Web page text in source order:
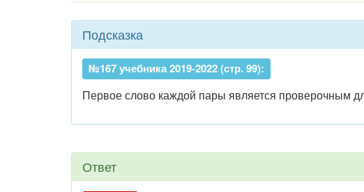
Подсказка
№167 учебника 2019-2022 (стр. 99):
Первое слово каждой пары является проверочным
Ответ